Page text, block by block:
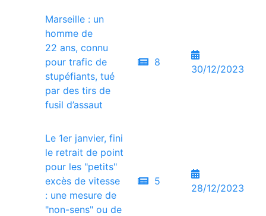
Marseille : un
homme de
22 ans, connu
pour trafic de
stupéfiants, tué
par des tirs de
fusil d’assaut
8
30/12/2023
Le 1er janvier, fini
le retrait de point
pour les "petits"
excès de vitesse
: une mesure de
"non-sens" ou de
5
28/12/2023